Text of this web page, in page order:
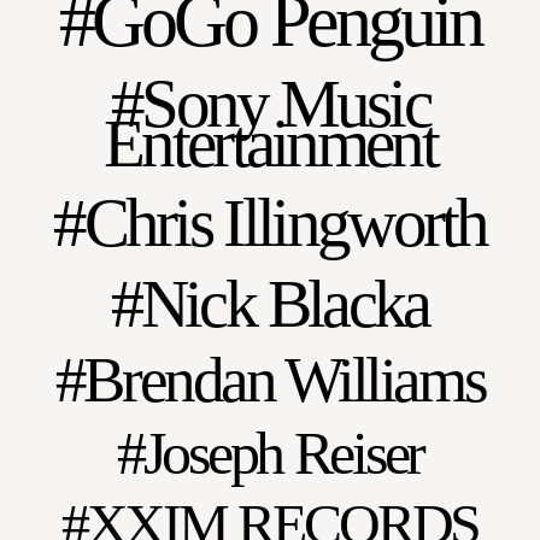
GoGo Penguin
Sony Music
Entertainment
Chris Illingworth
Nick Blacka
Brendan Williams
Joseph Reiser
XXIM RECORDS